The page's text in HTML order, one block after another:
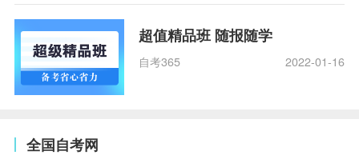
超值精品班 随报随学
自考365 2022-01-16
全国自考网